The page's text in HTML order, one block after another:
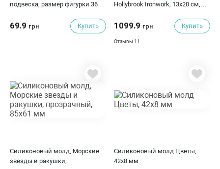
подвеска, размер фигурки 36
69.9 грн Купить
Hollybrook Ironwork, 13х20 см,
1099.9 грн Купить
Отзывы 11
Силиконовый молд, Морские
звезды и ракушки,
Силиконовый молд Цветы,
42x8 мм